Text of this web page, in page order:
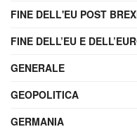
FINE DELL'EU POST
FINE DELL’EU E
GENERALE
GEOPOLITICA
GERMANIA